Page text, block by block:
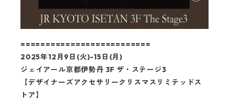
==========================
2025年12月9日(火)-15日(月)
ジェイアール京都伊勢丹 3F ザ・ステージ3
【デザイナーズアクセサリークリスマスリミテッドス
トア】